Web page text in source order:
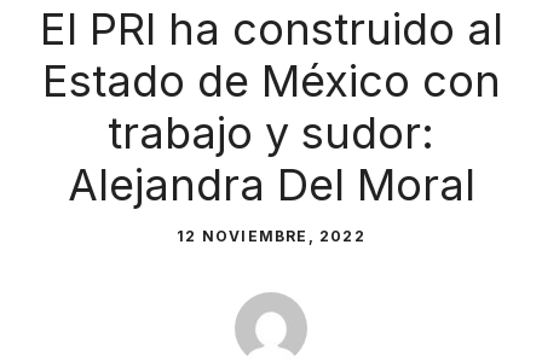
El PRI ha construido al
Estado de México con
trabajo y sudor:
Alejandra Del Moral
12 NOVIEMBRE, 2022